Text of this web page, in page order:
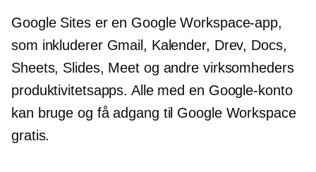
Google Sites er en Google Workspace-app,
som inkluderer Gmail, Kalender, Drev, Docs,
Sheets, Slides, Meet og andre virksomheders
produktivitetsapps. Alle med en Google-konto
kan bruge og få adgang til Google Workspace
gratis.